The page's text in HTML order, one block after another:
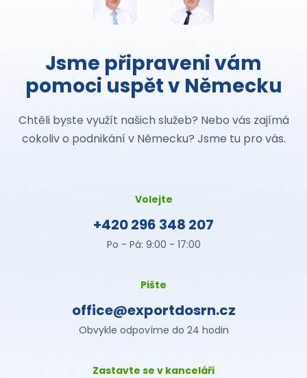
Jsme připraveni vám
pomoci uspět v Německu
Chtěli byste využít našich služeb? Nebo vás zajímá
cokoliv o podnikání v Německu? Jsme tu pro vás.
Volejte
+420 296 348 207
Po - Pá: 9:00 - 17:00
Pište
office@exportdosrn.cz
Obvykle odpovíme do 24 hodin
Zastavte se v kanceláři